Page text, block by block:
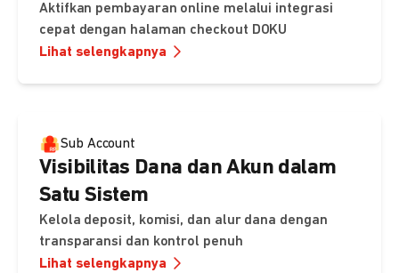
Aktifkan pembayaran online melalui integrasi
cepat dengan halaman checkout DOKU
Lihat selengkapnya
Sub Account
Visibilitas Dana dan Akun dalam
Satu Sistem
Kelola deposit, komisi, dan alur dana dengan
transparansi dan kontrol penuh
Lihat selengkapnya